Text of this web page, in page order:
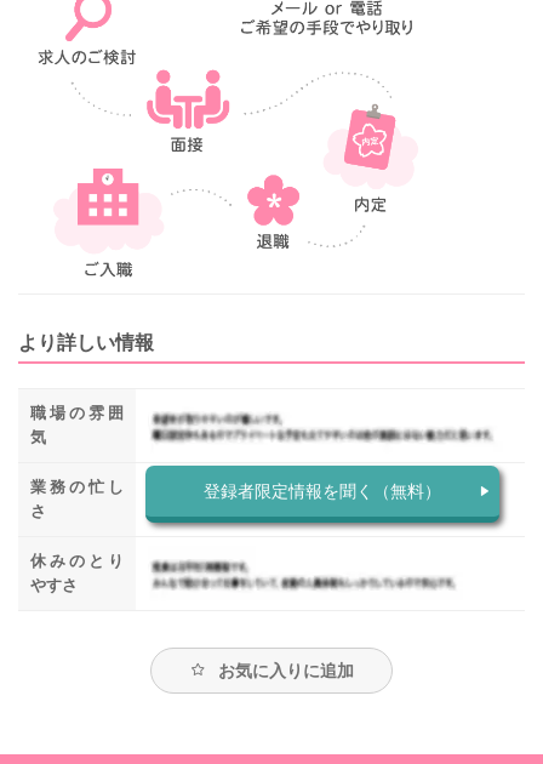
より詳しい情報
職場の雰囲
気
業務の忙し
さ
休みのとり
やすさ
登録者限定情報を聞く（無料）
お気に入りに追加